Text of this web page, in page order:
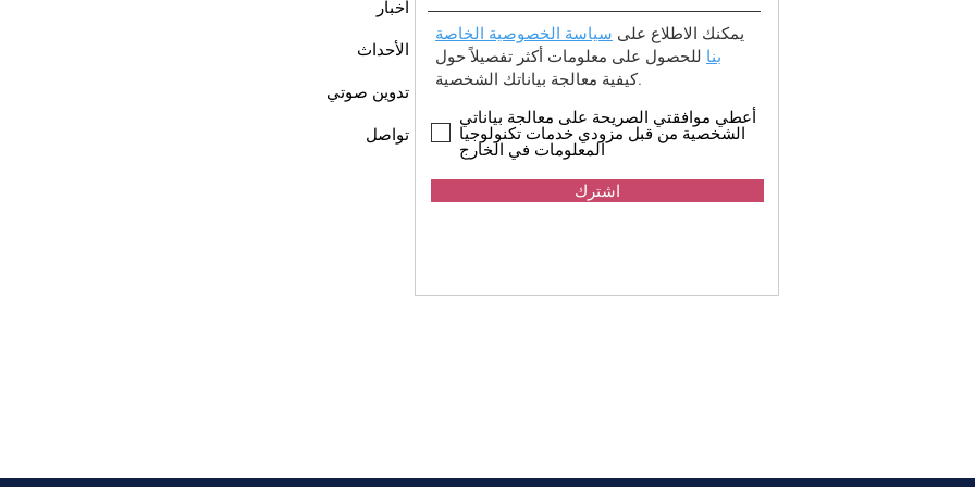
أخبار
الأحداث
تدوين صوتي
تواصل
يمكنك الاطلاع على سياسة الخصوصية الخاصة
بنا للحصول على معلومات أكثر تفصيلاً حول
كيفية معالجة بياناتك الشخصية.
أعطي موافقتي الصريحة على معالجة بياناتي
الشخصية من قبل مزودي خدمات تكنولوجيا
المعلومات في الخارج
اشترك